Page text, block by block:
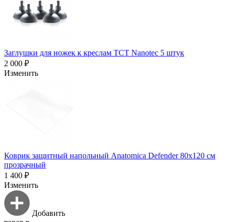
Заглушки для ножек к креслам TCT Nanotec 5 штук
2 000 ₽
Изменить
Коврик защитный напольный Anatomica Defender 80х120 см
прозрачный
1 400 ₽
Изменить
Добавить